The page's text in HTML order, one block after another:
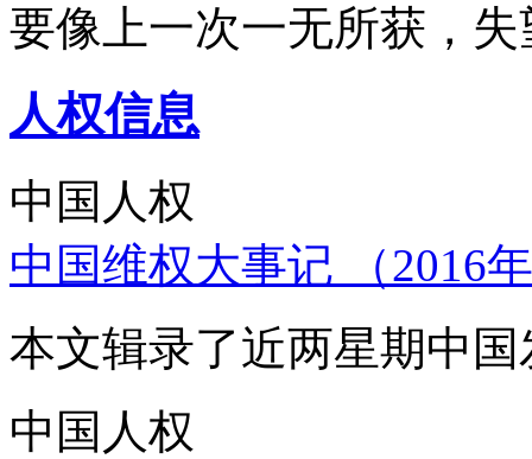
要像上一次一无所获，
人权信息
中国人权
中国维权大事记 （2016
本文辑录了近两星期中
中国人权